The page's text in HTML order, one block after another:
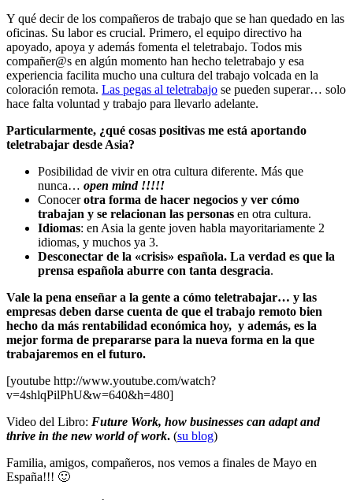
Y qué decir de los compañeros de trabajo que se han quedado en las
oficinas. Su labor es crucial. Primero, el equipo directivo ha
apoyado, apoya y además fomenta el teletrabajo. Todos mis
compañer@s en algún momento han hecho teletrabajo y esa
experiencia facilita mucho una cultura del trabajo volcada en la
coloración remota. Las pegas al teletrabajo se pueden superar… solo
hace falta voluntad y trabajo para llevarlo adelante.
Particularmente, ¿qué cosas positivas me está aportando
teletrabajar desde Asia?
Posibilidad de vivir en otra cultura diferente. Más que
nunca… open mind !!!!!
Conocerotra forma de hacer negocios y ver cómo
trabajan y se relacionan las personas en otra cultura.
Idiomas: en Asia la gente joven habla mayoritariamente 2
idiomas, y muchos ya 3.
Desconectar de la «crisis» española. La verdad es que la
prensa española aburre con tanta desgracia.
Vale la pena enseñar a la gente a cómo teletrabajar… y las
empresas deben darse cuenta de que el trabajo remoto bien
hecho da más rentabilidad económica hoy, y además, es la
mejor forma de prepararse para la nueva forma en la que
trabajaremos en el futuro.
[youtube http://www.youtube.com/watch?
v=4shlqPilPhU&w=640&h=480]
Video del Libro: Future Work, how businesses can adapt and
thrive in the new world of work. (su blog)
Familia, amigos, compañeros, nos vemos a finales de Mayo en
España!!! 🙂